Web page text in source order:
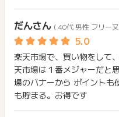
ト獲得対象となります。
※定期購入・頒布会対象商品
らず初回お届け分のみポイ
※楽天市場内にて複数回に分
完了後、都度ポイントタウ
にアクセスしてご購入くだ
は加算されません)。
※ショップのクーポン・優待
もとにポイントが加算されま
だんさん ( 40代 男性 フリー
楽天市場で、買い物をして
天市場は１番メジャーだと
場のバナーから ポイントも
も貯まる。お得です